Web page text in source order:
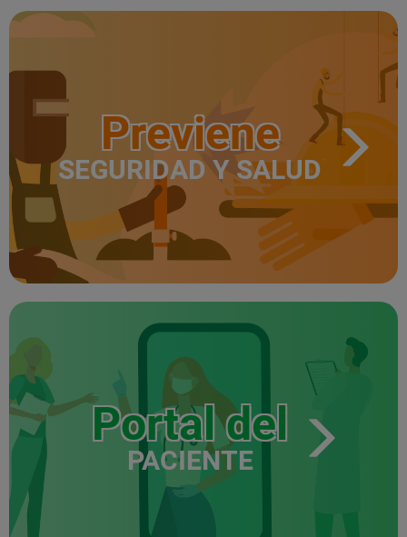
Previene
SEGURIDAD Y SALUD
Portal del
PACIENTE